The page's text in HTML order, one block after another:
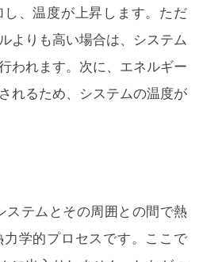
、温度が上昇します。ただ
よりも高い場合は、システム
われます。次に、エネルギー
れるため、システムの温度が
ステムとその周囲との間で熱
学的プロセスです。ここで